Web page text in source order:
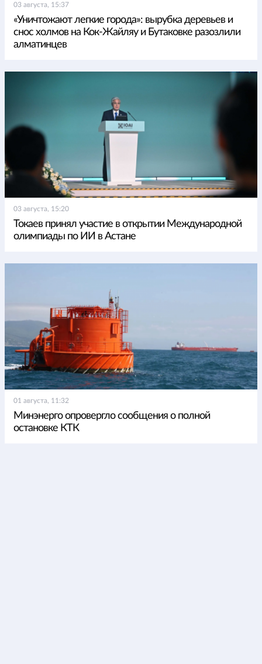
03 августа, 15:37
«Уничтожают легкие города»: вырубка деревьев и
снос холмов на Кок-Жайляу и Бутаковке разозлили
алматинцев
03 августа, 15:20
Токаев принял участие в открытии Международной
олимпиады по ИИ в Астане
01 августа, 11:32
Минэнерго опровергло сообщения о полной
остановке КТК